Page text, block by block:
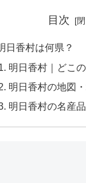
目次
日香村は何県？
明日香村｜どこ
明日香村の地図
明日香村の名産